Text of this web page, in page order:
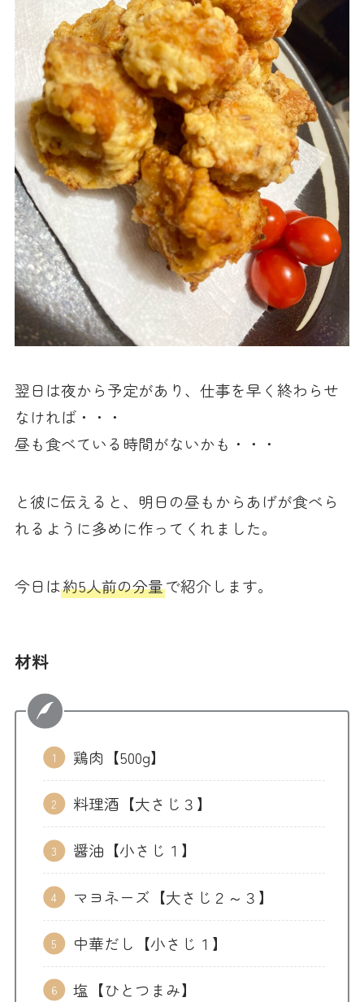
翌日は夜から予定があり、仕事を早く終わらせ
なければ・・・
昼も食べている時間がないかも・・・
と彼に伝えると、明日の昼もからあげが食べら
れるように多めに作ってくれました。
今日は約5人前の分量で紹介します。
材料
鶏肉【500g】
料理酒【大さじ３】
醤油【小さじ１】
マヨネーズ【大さじ２～３】
中華だし【小さじ１】
塩【ひとつまみ】